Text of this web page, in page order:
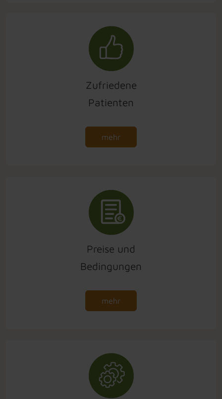
Zufriedene
Patienten
mehr
Preise und
Bedingungen
mehr